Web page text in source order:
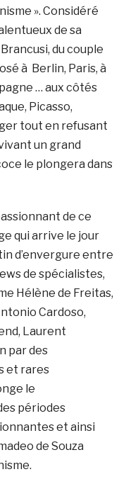
». Considéré
de sa
du couple
à Berlin, Paris, à
… aux côtés
Picasso,
tout en refusant
un grand
le plongera dans
de ce
qui arrive le jour
d’envergure entre
de spécialistes,
Hélène de Freitas,
Cardoso,
Laurent
par des
et rares
le
périodes
et ainsi
de Souza